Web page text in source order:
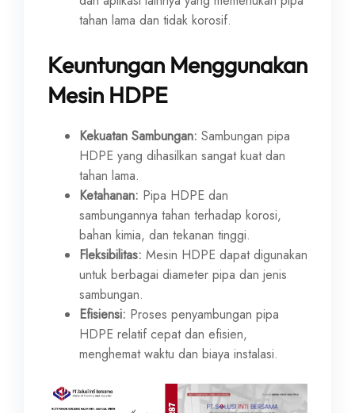
tahan lama dan tidak korosif.
Keuntungan Menggunakan
Mesin HDPE
Kekuatan Sambungan: Sambungan pipa
HDPE yang dihasilkan sangat kuat dan
tahan lama.
Ketahanan: Pipa HDPE dan
sambungannya tahan terhadap korosi,
bahan kimia, dan tekanan tinggi.
Fleksibilitas: Mesin HDPE dapat digunakan
untuk berbagai diameter pipa dan jenis
sambungan.
Efisiensi: Proses penyambungan pipa
HDPE relatif cepat dan efisien,
menghemat waktu dan biaya instalasi.